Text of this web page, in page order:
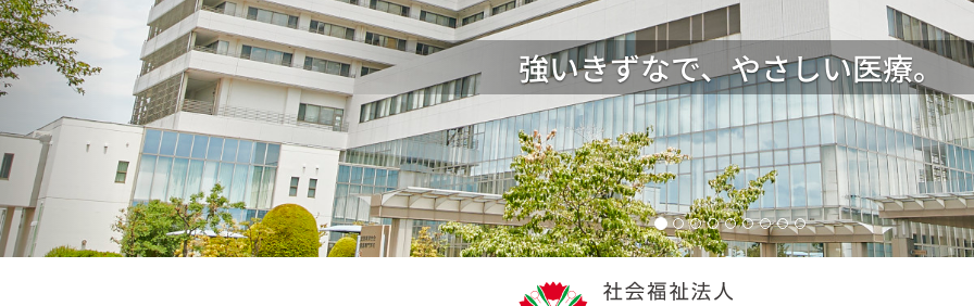
強いきずなで、やさしい医療。
一分一秒の大切さを心に刻み
救急医療